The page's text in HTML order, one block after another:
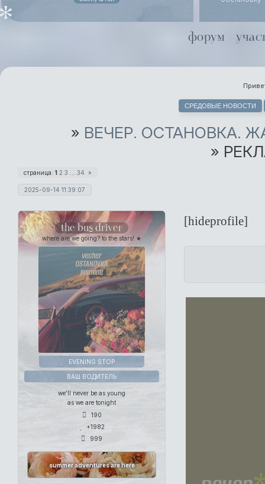
даже не
форум
СРЕДОВЫЕ НОВОСТИ
» ВЕЧЕР. ОСТАНОВКА.
»
страница: 1 2 3 34 »
2025-09-14 11:39:07
the bus driver
where are we going? to the stars! ★
EVENING STOP
ВАШ ВОДИТЕЛЬ
we'll never be as young
as we are tonight
190
+1982
999
summer adventures are here
[hideprofile]